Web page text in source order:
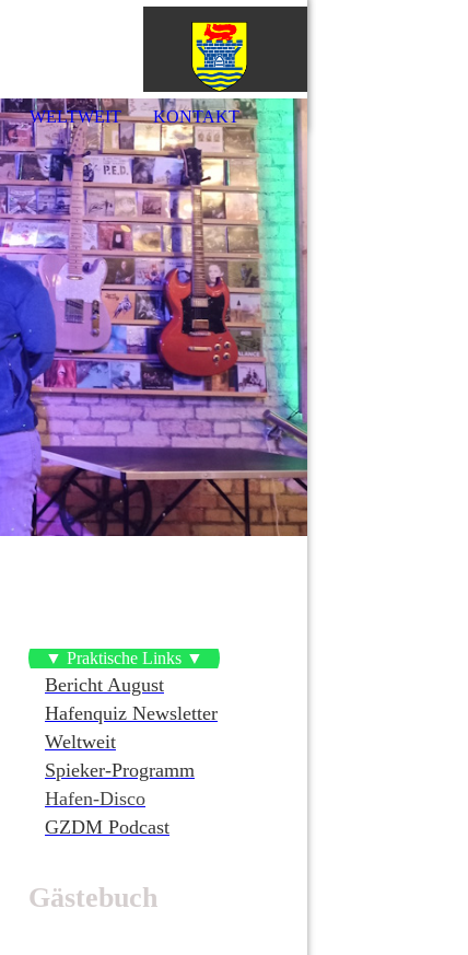
WELTWEIT KONTAKT
▼ Praktische Links ▼
Bericht August
Hafenquiz Newsletter
Weltweit
Spieker-Programm
Hafen-Disco
GZDM Podcast
Gästebuch